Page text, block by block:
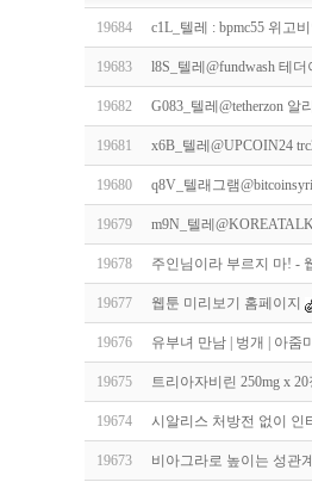
19684 c1L_텔레 : bpmc55 위고
19683 l8S_텔레@fundwash 테
19682 G083_텔레@tetherzon
19681 x6B_텔레@UPCOIN24
19680 q8V_텔래그램
19679 m9N_텔레
19678 주인님이라 부르지 마! -
19677 웹툰 미리보기 홈페이지
19676 유부녀 만남 | 벙개 | 아줌
19675 트리아자비린 250mg x
19674 시알리스 처방전 없이 인
19673 비아그라로 높이는 성관